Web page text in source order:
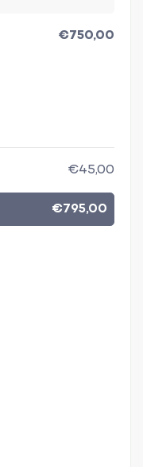
€750,00
€45,00
€795,00